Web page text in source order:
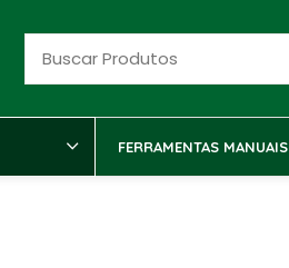
FERRAMENTAS MANUAIS